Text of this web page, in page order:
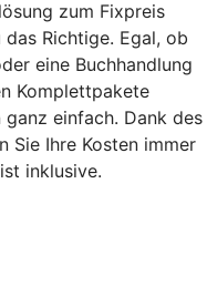
zum Fixpreis
Richtige. Egal, ob
eine Buchhandlung
Komplettpakete
einfach. Dank des
Sie Ihre Kosten immer
inklusive.